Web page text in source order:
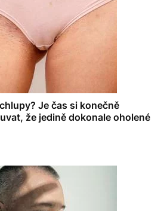
Je čas si konečně
že jedině dokonale oholené